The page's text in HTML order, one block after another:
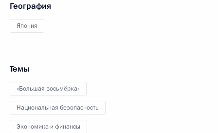
География
Япония
Темы
«Большая восьмёрка»
Национальная безопасность
Экономика и финансы